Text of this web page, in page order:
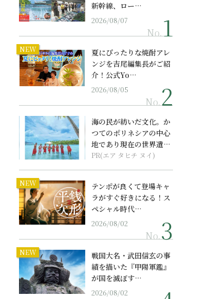
新幹線、ロー…
2026/08/07
No.
NEW
夏にぴったりな焼酎アレ
ンジを吉尾編集長がご紹
介！公式Yo…
2026/08/05
No.
海の民が紡いだ文化。か
つてのポリネシアの中心
地であり現在の世界遺産
からみえてくる...
PR(エア タヒチ ヌイ)
NEW
テンポが良くて登場キャ
ラがすぐ好きになる！ス
ペシャル時代…
2026/08/02
No.
NEW
戦国大名・武田信玄の事
績を描いた『甲陽軍鑑』
が国を滅ぼす…
2026/08/02